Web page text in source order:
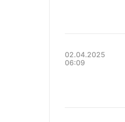
02.04.2025
06:09